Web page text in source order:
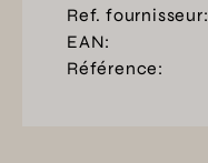
Ref. fournisseur:
EAN:
Référence: